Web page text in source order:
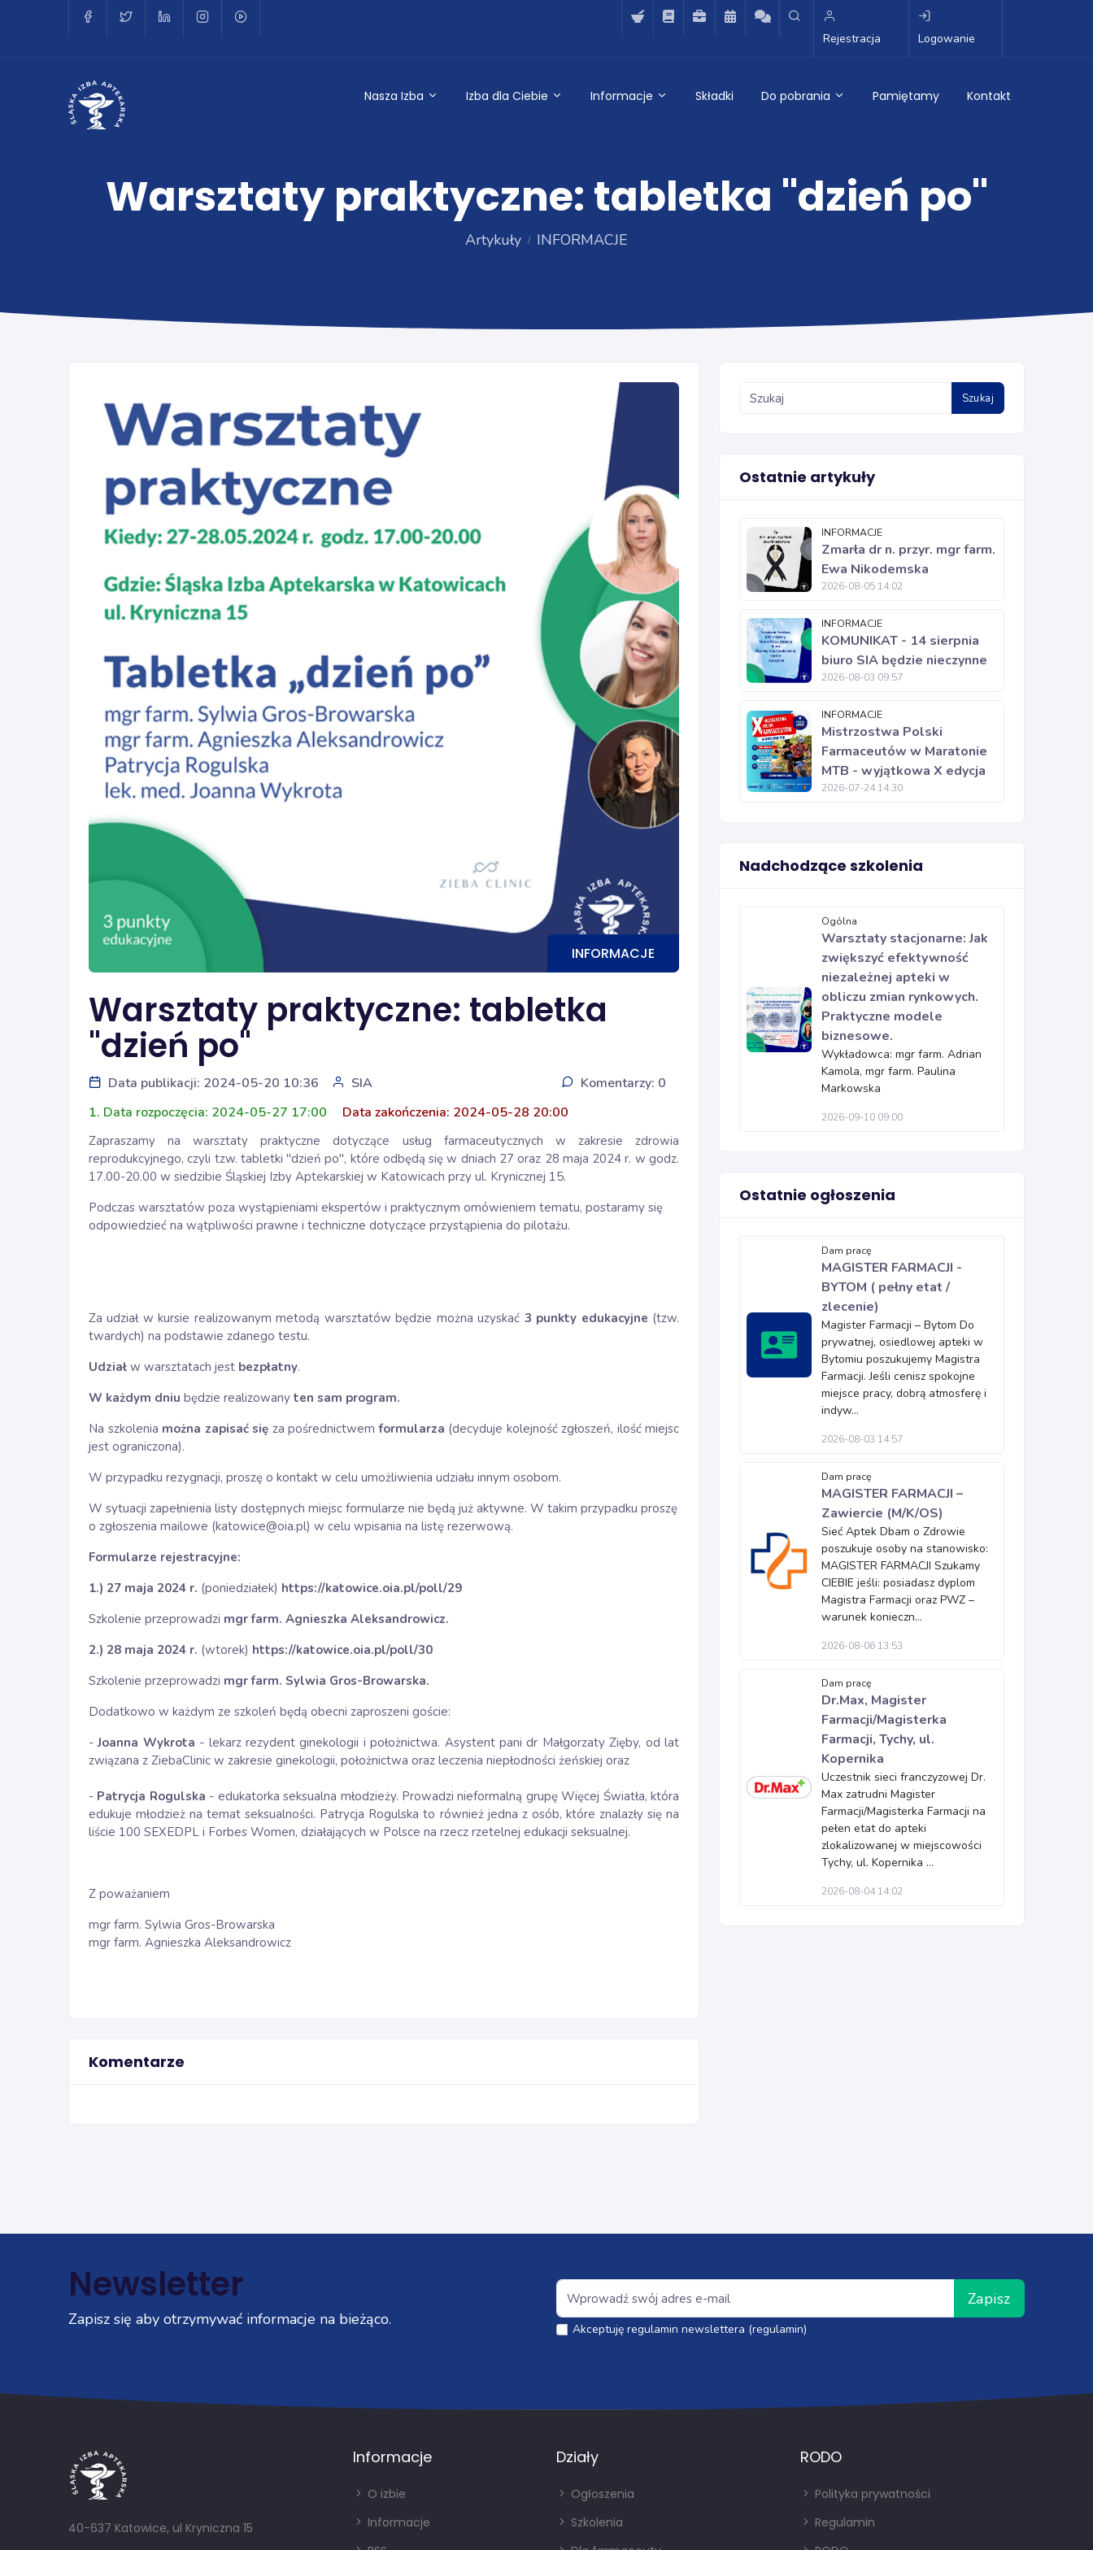
Rejestracja Logowanie
Nasza Izba Izba dla Ciebie Informacje Składki Do pobrania Pamiętamy Kontakt
Warsztaty praktyczne: tabletka "dzień po"
Artykuły INFORMACJE
INFORMACJE
Warsztaty praktyczne: tabletka
"dzień po"
Data publikacji: 2024-05-20 10:36 SIA
Komentarzy: 0
1. Data rozpoczęcia: 2024-05-27 17:00
Data zakończenia: 2024-05-28 20:00
Zapraszamy na warsztaty praktyczne dotyczące usług farmaceutycznych w zakresie zdrowia
reprodukcyjnego, czyli tzw. tabletki "dzień po", które odbędą się w dniach 27 oraz 28 maja 2024 r. w godz.
17.00-20.00 w siedzibie Śląskiej Izby Aptekarskiej w Katowicach przy ul. Krynicznej 15.
Podczas warsztatów poza wystąpieniami ekspertów i praktycznym omówieniem tematu, postaramy się
odpowiedzieć na wątpliwości prawne i techniczne dotyczące przystąpienia do pilotażu.
Za udział w kursie realizowanym metodą warsztatów będzie można uzyskać 3 punkty edukacyjne (tzw.
twardych) na podstawie zdanego testu.
Udział w warsztatach jest bezpłatny.
W każdym dniu będzie realizowany ten sam program.
Na szkolenia można zapisać się za pośrednictwemformularza (decyduje kolejność zgłoszeń, ilość miejsc
jest ograniczona).
W przypadku rezygnacji, proszę o kontakt w celu umożliwienia udziału innym osobom.
W sytuacji zapełnienia listy dostępnych miejsc formularze nie będą już aktywne. W takim przypadku proszę
o zgłoszenia mailowe (katowice@oia.pl) w celu wpisania na listę rezerwową.
Formularze rejestracyjne:
1.) 27 maja 2024 r. (poniedziałek) https://katowice.oia.pl/poll/29
Szkolenie przeprowadzi mgr farm. Agnieszka Aleksandrowicz.
2.) 28 maja 2024 r. (wtorek) https://katowice.oia.pl/poll/30
Szkolenie przeprowadzi mgr farm. Sylwia Gros-Browarska.
Dodatkowo w każdym ze szkoleń będą obecni zaproszeni goście:
-Joanna Wykrota - lekarz rezydent ginekologii i położnictwa. Asystent pani dr Małgorzaty Zięby, od lat
związana z ZiebaClinic w zakresie ginekologii, położnictwa oraz leczenia niepłodności żeńskiej oraz
- Patrycja Rogulska - edukatorka seksualna młodzieży. Prowadzi nieformalną grupę Więcej Światła, która
edukuje młodzież na temat seksualności. Patrycja Rogulska to również jedna z osób, które znalazły się na
liście 100 SEXEDPL i Forbes Women, działających w Polsce na rzecz rzetelnej edukacji seksualnej.
Z poważaniem
mgr farm. Sylwia Gros-Browarska
mgr farm. Agnieszka Aleksandrowicz
Komentarze
Szukaj
Ostatnie artykuły
INFORMACJE
Zmarła dr n. przyr. mgr farm.
Ewa Nikodemska
2026-08-05 14:02
INFORMACJE
KOMUNIKAT - 14 sierpnia
biuro SIA będzie nieczynne
2026-08-03 09:57
INFORMACJE
Mistrzostwa Polski
Farmaceutów w Maratonie
MTB - wyjątkowa X edycja
2026-07-24 14:30
Nadchodzące szkolenia
Ogólna
Warsztaty stacjonarne: Jak
zwiększyć efektywność
niezależnej apteki w
obliczu zmian rynkowych.
Praktyczne modele
biznesowe.
Wykładowca: mgr farm. Adrian
Kamola, mgr farm. Paulina
Markowska
2026-09-10 09:00
Ostatnie ogłoszenia
Dam pracę
MAGISTER FARMACJI -
BYTOM ( pełny etat /
zlecenie)
Magister Farmacji – Bytom Do
prywatnej, osiedlowej apteki w
Bytomiu poszukujemy Magistra
Farmacji. Jeśli cenisz spokojne
miejsce pracy, dobrą atmosferę i
indyw...
2026-08-03 14:57
Dam pracę
MAGISTER FARMACJI –
Zawiercie (M/K/OS)
Sieć Aptek Dbam o Zdrowie
poszukuje osoby na stanowisko:
MAGISTER FARMACJI Szukamy
CIEBIE jeśli: posiadasz dyplom
Magistra Farmacji oraz PWZ –
warunek konieczn...
2026-08-06 13:53
Dam pracę
Dr.Max, Magister
Farmacji/Magisterka
Farmacji, Tychy, ul.
Kopernika
Uczestnik sieci franczyzowej Dr.
Max zatrudni Magister
Farmacji/Magisterka Farmacji na
pełen etat do apteki
zlokalizowanej w miejscowości
Tychy, ul. Kopernika ...
2026-08-04 14:02
Newsletter
Zapisz się aby otrzymywać informacje na bieżąco.
Zapisz
Akceptuję regulamin newslettera (regulamin)
40-637 Katowice, ul Kryniczna 15
Informacje
O izbie
Informacje
Działy
Ogłoszenia
Szkolenia
RODO
Polityka prywatności
Regulamin